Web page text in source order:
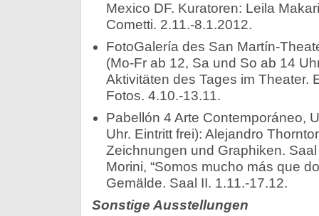
Mexico DF. Kuratoren: Leila
Cometti. 2.11.-8.1.2012.
FotoGalería des San Martín-
(Mo-Fr ab 12, Sa und So ab 14
Aktivitäten des Tages im Theater.
Fotos. 4.10.-13.11.
Pabellón 4 Arte Contemporáneo,
Uhr. Eintritt frei): Alejandro
Zeichnungen und Graphiken.
Morini, “Somos mucho más que
Gemälde. Saal II. 1.11.-17.12.
Sonstige Ausstellungen